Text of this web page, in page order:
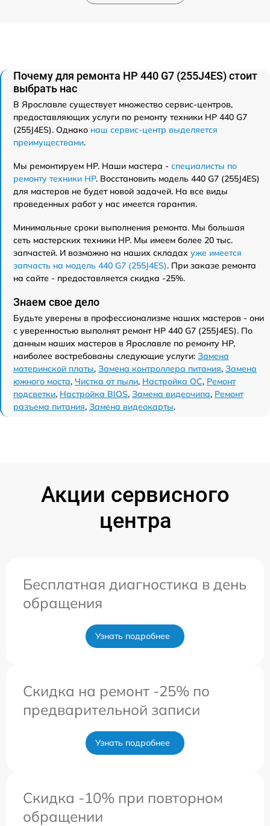
Почему для ремонта HP 440 G7 (255J4ES) стоит
выбрать нас
В Ярославле существует множество сервис-центров,
предоставляющих услуги по ремонту техники HP 440 G7
(255J4ES). Однако наш сервис-центр выделяется
преимуществами.
Мы ремонтируем HP. Наши мастера - специалисты по
ремонту техники HP. Восстановить модель 440 G7 (255J4ES)
для мастеров не будет новой задачей. На все виды
проведенных работ у нас имеется гарантия.
Минимальные сроки выполнения ремонта. Мы большая
сеть мастерских техники HP. Мы имеем более 20 тыс.
запчастей. И возможно на наших складах уже имеется
запчасть на модель 440 G7 (255J4ES). При заказе ремонта
на сайте - предоставляется скидка -25%.
Знаем свое дело
Будьте уверены в профессионализме наших мастеров - они
с уверенностью выполнят ремонт HP 440 G7 (255J4ES). По
данным наших мастеров в Ярославле по ремонту HP,
наиболее востребованы следующие услуги: Замена
материнской платы, Замена контроллера питания, Замена
южного моста, Чистка от пыли, Настройка ОС, Ремонт
подсветки, Настройка BIOS, Замена видеочипа, Ремонт
разъема питания, Замена видеокарты.
Акции сервисного
центра
Бесплатная диагностика в день
обращения
Узнать подробнее
Скидка на ремонт -25% по
предварительной записи
Узнать подробнее
Скидка -10% при повторном
обращении